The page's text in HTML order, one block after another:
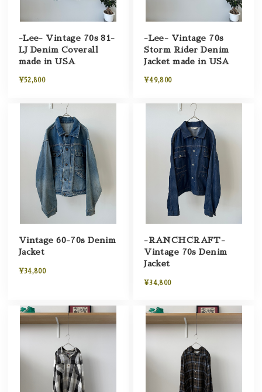
-Lee- Vintage 70s 81-
LJ Denim Coverall
made in USA
¥52,800
-Lee- Vintage 70s
Storm Rider Denim
Jacket made in USA
¥49,800
Vintage 60-70s Denim
Jacket
¥34,800
-RANCHCRAFT-
Vintage 70s Denim
Jacket
¥34,800